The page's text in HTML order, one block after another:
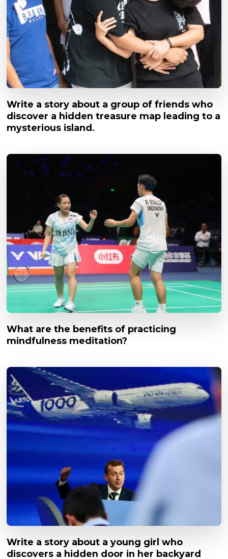
Write a story about a group of friends who
discover a hidden treasure map leading to a
mysterious island.
What are the benefits of practicing
mindfulness meditation?
Write a story about a young girl who
discovers a hidden door in her backyard